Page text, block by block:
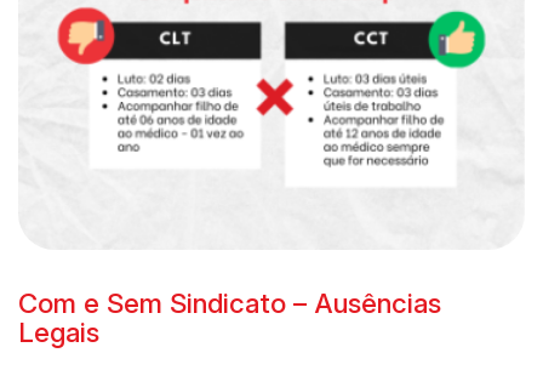
Com e Sem Sindicato – Ausências
Legais